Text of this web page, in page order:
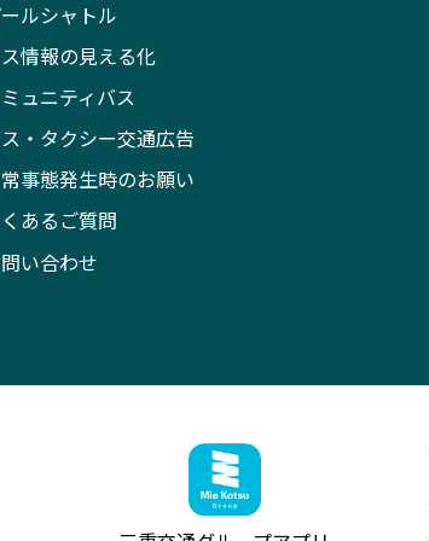
ルシャトル
情報の見える化
ュニティバス
・タクシー交通広告
事態発生時のお願い
あるご質問
い合わせ